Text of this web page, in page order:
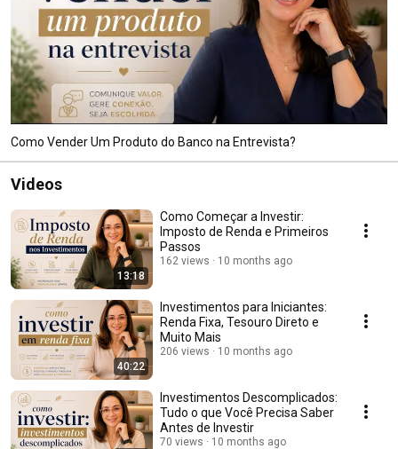
Como Vender Um Produto do Banco na Entrevista?
Videos
13:18
Como Começar a Investir:
Imposto de Renda e Primeiros
Passos
162 views 10 months ago
40:22
Investimentos para Iniciantes:
Renda Fixa, Tesouro Direto e
Muito Mais
206 views 10 months ago
Investimentos Descomplicados:
Tudo o que Você Precisa Saber
Antes de Investir
70 views 10 months ago